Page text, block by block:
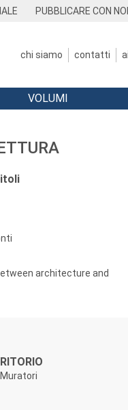
PUBBLICARE CON NOI
chi siamo contatti
VOLUMI
architecture and